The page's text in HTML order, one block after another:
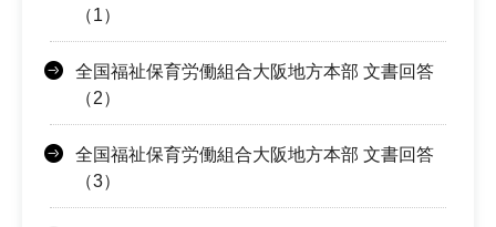
（1）
全国福祉保育労働組合大阪地方本部 文書回答
（2）
全国福祉保育労働組合大阪地方本部 文書回答
（3）